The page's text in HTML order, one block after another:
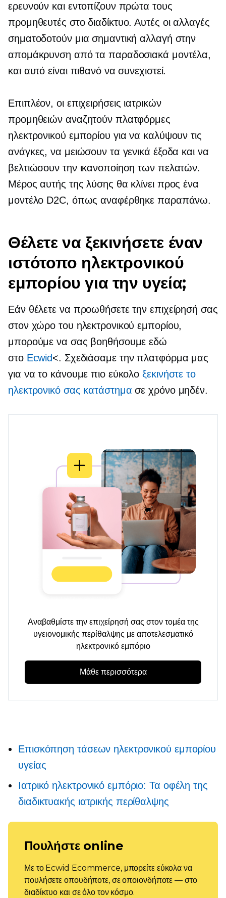
ερευνούν και εντοπίζουν πρώτα τους
προμηθευτές στο διαδίκτυο. Αυτές οι αλλαγές
σηματοδοτούν μια σημαντική αλλαγή στην
απομάκρυνση από τα παραδοσιακά μοντέλα,
και αυτό είναι πιθανό να συνεχιστεί.
Επιπλέον, οι επιχειρήσεις ιατρικών
προμηθειών αναζητούν πλατφόρμες
ηλεκτρονικού εμπορίου για να καλύψουν τις
ανάγκες, να μειώσουν τα γενικά έξοδα και να
βελτιώσουν την ικανοποίηση των πελατών.
Μέρος αυτής της λύσης θα κλίνει προς ένα
μοντέλο D2C, όπως αναφέρθηκε παραπάνω.
Θέλετε να ξεκινήσετε έναν
ιστότοπο ηλεκτρονικού
εμπορίου για την υγεία;
Εάν θέλετε να προωθήσετε την επιχείρησή σας
στον χώρο του ηλεκτρονικού εμπορίου,
μπορούμε να σας βοηθήσουμε εδώ
στο Ecwid<. Σχεδιάσαμε την πλατφόρμα μας
για να το κάνουμε πιο εύκολοξεκινήστε το
ηλεκτρονικό σας κατάστημα σε χρόνο μηδέν.
Αναβαθμίστε την επιχείρησή σας στον τομέα της
υγειονομικής περίθαλψης με αποτελεσματικό
ηλεκτρονικό εμπόριο
Μάθε περισσότερα
Επισκόπηση τάσεων ηλεκτρονικού εμπορίου
υγείας
Ιατρικό ηλεκτρονικό εμπόριο: Τα οφέλη της
διαδικτυακής ιατρικής περίθαλψης
Πουλήστε online
Με το Ecwid Ecommerce, μπορείτε εύκολα να
πουλήσετε οπουδήποτε, σε οποιονδήποτε — στο
διαδίκτυο και σε όλο τον κόσμο.